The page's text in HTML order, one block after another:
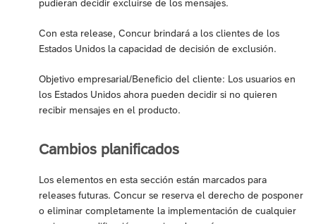
pudieran decidir excluirse de los mensajes.
Con esta release, Concur brindará a los clientes de los
Estados Unidos la capacidad de decisión de exclusión.
Objetivo empresarial/Beneficio del cliente: Los usuarios en
los Estados Unidos ahora pueden decidir si no quieren
recibir mensajes en el producto.
Cambios planificados
Los elementos en esta sección están marcados para
releases futuras. Concur se reserva el derecho de posponer
o eliminar completamente la implementación de cualquier